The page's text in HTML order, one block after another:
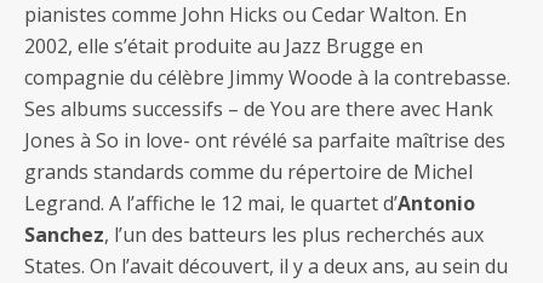
pianistes comme John Hicks ou Cedar Walton. En
2002, elle s’était produite au Jazz Brugge en
compagnie du célèbre Jimmy Woode à la contrebasse.
Ses albums successifs – de You are there avec Hank
Jones à So in love- ont révélé sa parfaite maîtrise des
grands standards comme du répertoire de Michel
Legrand. A l’affiche le 12 mai, le quartet d’Antonio
Sanchez, l’un des batteurs les plus recherchés aux
States. On l’avait découvert, il y a deux ans, au sein du